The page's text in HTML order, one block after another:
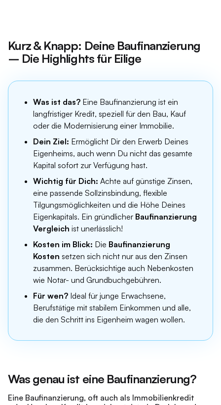
Kurz & Knapp: Deine Baufinanzierung
– Die Highlights für Eilige
Was ist das? Eine Baufinanzierung ist ein
langfristiger Kredit, speziell für den Bau, Kauf
oder die Modernisierung einer Immobilie.
Dein Ziel: Ermöglicht Dir den Erwerb Deines
Eigenheims, auch wenn Du nicht das gesamte
Kapital sofort zur Verfügung hast.
Wichtig für Dich: Achte auf günstige Zinsen,
eine passende Sollzinsbindung, flexible
Tilgungsmöglichkeiten und die Höhe Deines
Eigenkapitals. Ein gründlicher Baufinanzierung
Vergleich ist unerlässlich!
Kosten im Blick: Die Baufinanzierung
Kosten setzen sich nicht nur aus den Zinsen
zusammen. Berücksichtige auch Nebenkosten
wie Notar- und Grundbuchgebühren.
Für wen? Ideal für junge Erwachsene,
Berufstätige mit stabilem Einkommen und alle,
die den Schritt ins Eigenheim wagen wollen.
Was genau ist eine Baufinanzierung?
Eine Baufinanzierung, oft auch als Immobilienkredit